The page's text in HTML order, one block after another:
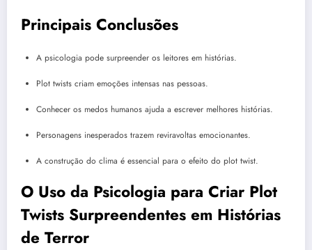
Principais Conclusões
A psicologia pode surpreender os leitores em histórias.
Plot twists criam emoções intensas nas pessoas.
Conhecer os medos humanos ajuda a escrever melhores histórias.
Personagens inesperados trazem reviravoltas emocionantes.
A construção do clima é essencial para o efeito do plot twist.
O Uso da Psicologia para Criar Plot
Twists Surpreendentes em Histórias
de Terror